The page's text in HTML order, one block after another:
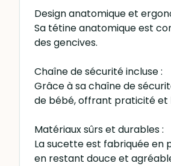
Design anatomique et
Sa tétine anatomique est
des gencives.
Chaîne de sécurité incluse :
Grâce à sa chaîne de
de bébé, offrant praticité et
Matériaux sûrs et durables :
La sucette est fabriquée en
en restant douce et